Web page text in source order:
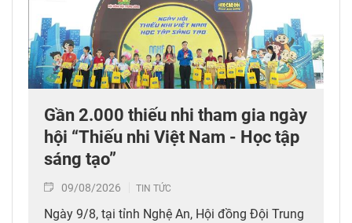
Gần 2.000 thiếu nhi tham gia ngày
hội “Thiếu nhi Việt Nam - Học tập
sáng tạo”
09/08/2026 TIN TỨC
Ngày 9/8, tại tỉnh Nghệ An, Hội đồng Đội Trung